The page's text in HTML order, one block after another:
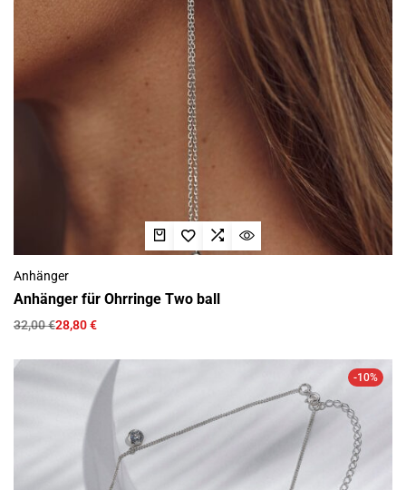
Anhänger
Anhänger für Ohrringe Two ball
32,00€28,80€
-10%